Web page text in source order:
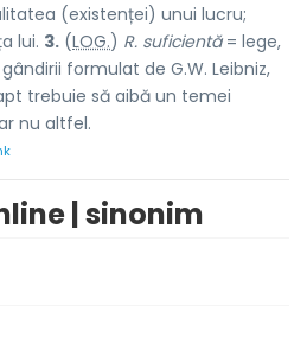
(existenței) unui lucru;
lui. 3. (LOG.) R. suficientă= lege,
formulat de G.W. Leibniz,
trebuie să aibă un temei
nu altfel.
| sinonim